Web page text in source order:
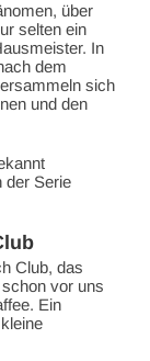
über
selten ein
In
dem
sich
und den
der Serie
Club, das
vor uns
Ein